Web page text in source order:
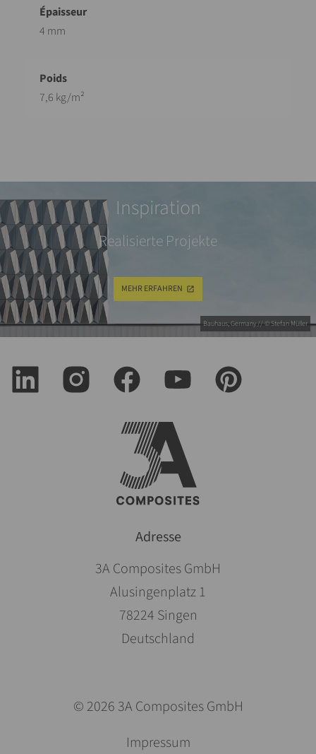
4 mm
7,6 kg/m²
Bauhaus, Germany // © Stefan Müller
Inspiration
Realisierte Projekte
MEHR ERFAHREN
Adresse
3A Composites GmbH
Alusingenplatz 1
78224 Singen
Deutschland
© 2026 3A Composites GmbH
Impressum